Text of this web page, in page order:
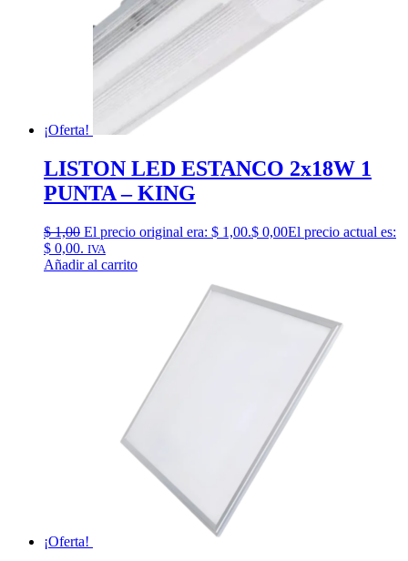
¡Oferta!
LISTON LED ESTANCO 2x18W 1
PUNTA – KING
$1,00 El precio original era: $ 1,00.$ 0,00El precio actual es:
$ 0,00. IVA
Añadir al carrito
¡Oferta!